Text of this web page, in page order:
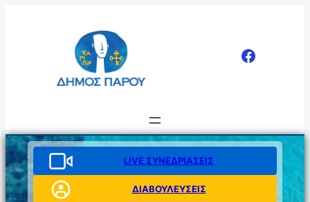
LIVE ΣΥΝΕΔΡΙΑΣΕΙΣ
ΔΙΑΒΟΥΛΕΥΣΕΙΣ